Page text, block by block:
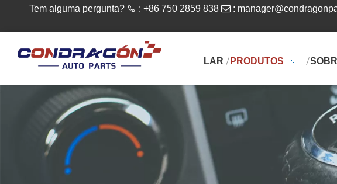
Tem alguma pergunta?  : +86 750 2859 838  :
LAR PRODUTOS